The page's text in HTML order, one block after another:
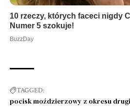
TAGGED:
pocisk moździerzowy z okresu